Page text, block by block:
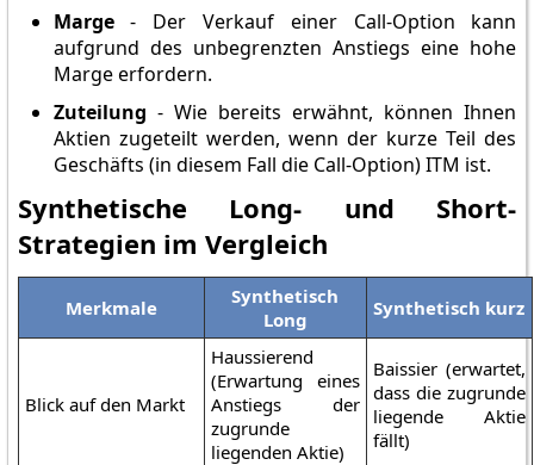
Marge- Der Verkauf einer Call-Option kann
aufgrund des unbegrenzten Anstiegs eine hohe
Marge erfordern.
Zuteilung - Wie bereits erwähnt, können Ihnen
Aktien zugeteilt werden, wenn der kurze Teil des
Geschäfts (in diesem Fall die Call-Option) ITM ist.
Synthetische Long- und Short-
Strategien im Vergleich
Merkmale
Synthetisch
Long
Synthetisch kurz
Blick auf den Markt
Haussierend
(Erwartung eines
Anstiegs der
zugrunde
liegenden Aktie)
Baissier (erwartet,
dass die zugrunde
liegende Aktie
fällt)